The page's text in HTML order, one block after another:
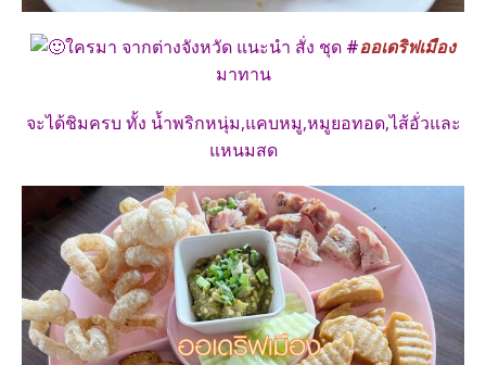
ใครมา จากต่างจังหวัด แนะนำ สั่ง ชุด #ออเดริฟเมือง
มาทาน
จะได้ชิมครบ ทั้ง น้ำพริกหนุ่ม,แคบหมู,หมูยอทอด,ไส้อั่วและ
แหนมสด